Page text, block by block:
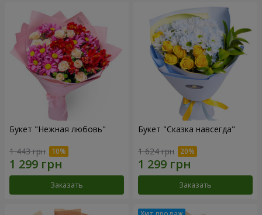
Букет "Нежная любовь"
1 443 грн
Заказать
Букет "Сказка навсегда"
1 624 грн
Заказать